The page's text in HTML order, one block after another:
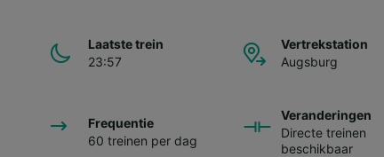
Laatste trein
23:57
Vertrekstation
Augsburg
Frequentie
60 treinen per dag
Veranderingen
Directe treinen
beschikbaar